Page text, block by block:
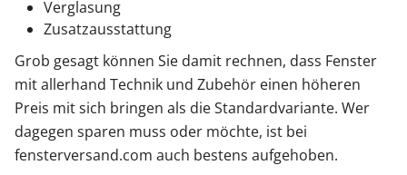
Verglasung
Zusatzausstattung
Grob gesagt können Sie damit rechnen, dass Fenster
mit allerhand Technik und Zubehör einen höheren
Preis mit sich bringen als die Standardvariante. Wer
dagegen sparen muss oder möchte, ist bei
fensterversand.com auch bestens aufgehoben.